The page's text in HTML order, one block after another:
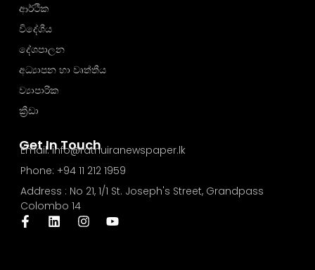
Get In Touch
Email: info@rathuiranewspaper.lk
Phone: +94 11 212 1959
Address : No 21, 1/1 St. Joseph's Street, Grandpass
Colombo 14
ආර්ථික
විදේශීය
දේශපාලන
අධ්‍යාපන හා වෘත්තීය
ව්‍යාපාරික
ක්‍රීඩා